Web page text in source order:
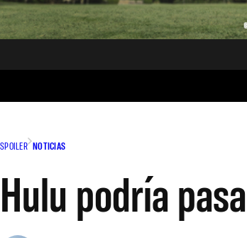
SPOILER NOTICIAS
Hulu podría